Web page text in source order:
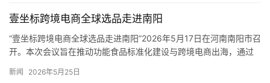
壹坐标跨境电商全球选品走进南阳
“壹坐标跨境电商全球选品走进南阳”2026年5月17日在河南南阳市召
开。本次会议旨在推动功能食品标准化建设与跨境电商出海，通过
新闻 2026年5月25日